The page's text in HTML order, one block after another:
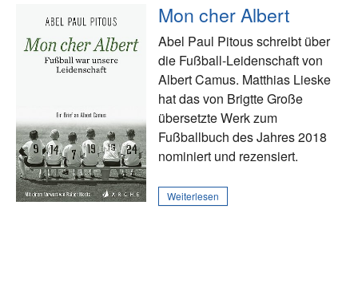
Mon cher Albert
Abel Paul Pitous schreibt über
die Fußball-Leidenschaft von
Albert Camus. Matthias Lieske
hat das von Brigtte Große
übersetzte Werk zum
Fußballbuch des Jahres 2018
nominiert und rezensiert.
Weiterlesen